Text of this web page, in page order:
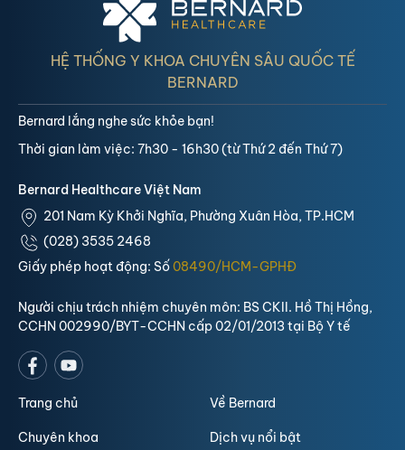
HỆ THỐNG Y KHOA CHUYÊN SÂU QUỐC TẾ
BERNARD
Bernard Healthcare Việt Nam
201 Nam Kỳ Khởi Nghĩa, Phường Xuân Hòa, TP.HCM
(028) 3535 2468
Giấy phép hoạt động: Số08490/HCM-GPHĐ
Người chịu trách nhiệm chuyên môn: BS CKII. Hồ Thị Hồng,
CCHN 002990/BYT-CCHN cấp 02/01/2013 tại Bộ Y tế
Bernard lắng nghe sức khỏe bạn!
Thời gian làm việc: 7h30 - 16h30 (từ Thứ 2 đến Thứ 7)
Trang chủ Về Bernard
Chuyên khoa Dịch vụ nổi bật